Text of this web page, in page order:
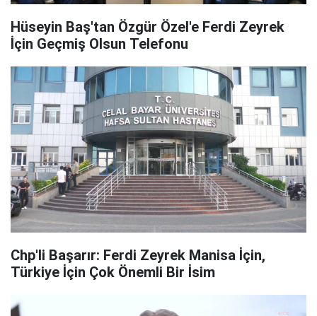
Hüseyin Baş'tan Özgür Özel'e Ferdi Zeyrek
İçin Geçmiş Olsun Telefonu
Chp'li Başarır: Ferdi Zeyrek Manisa İçin,
Türkiye İçin Çok Önemli Bir İsim